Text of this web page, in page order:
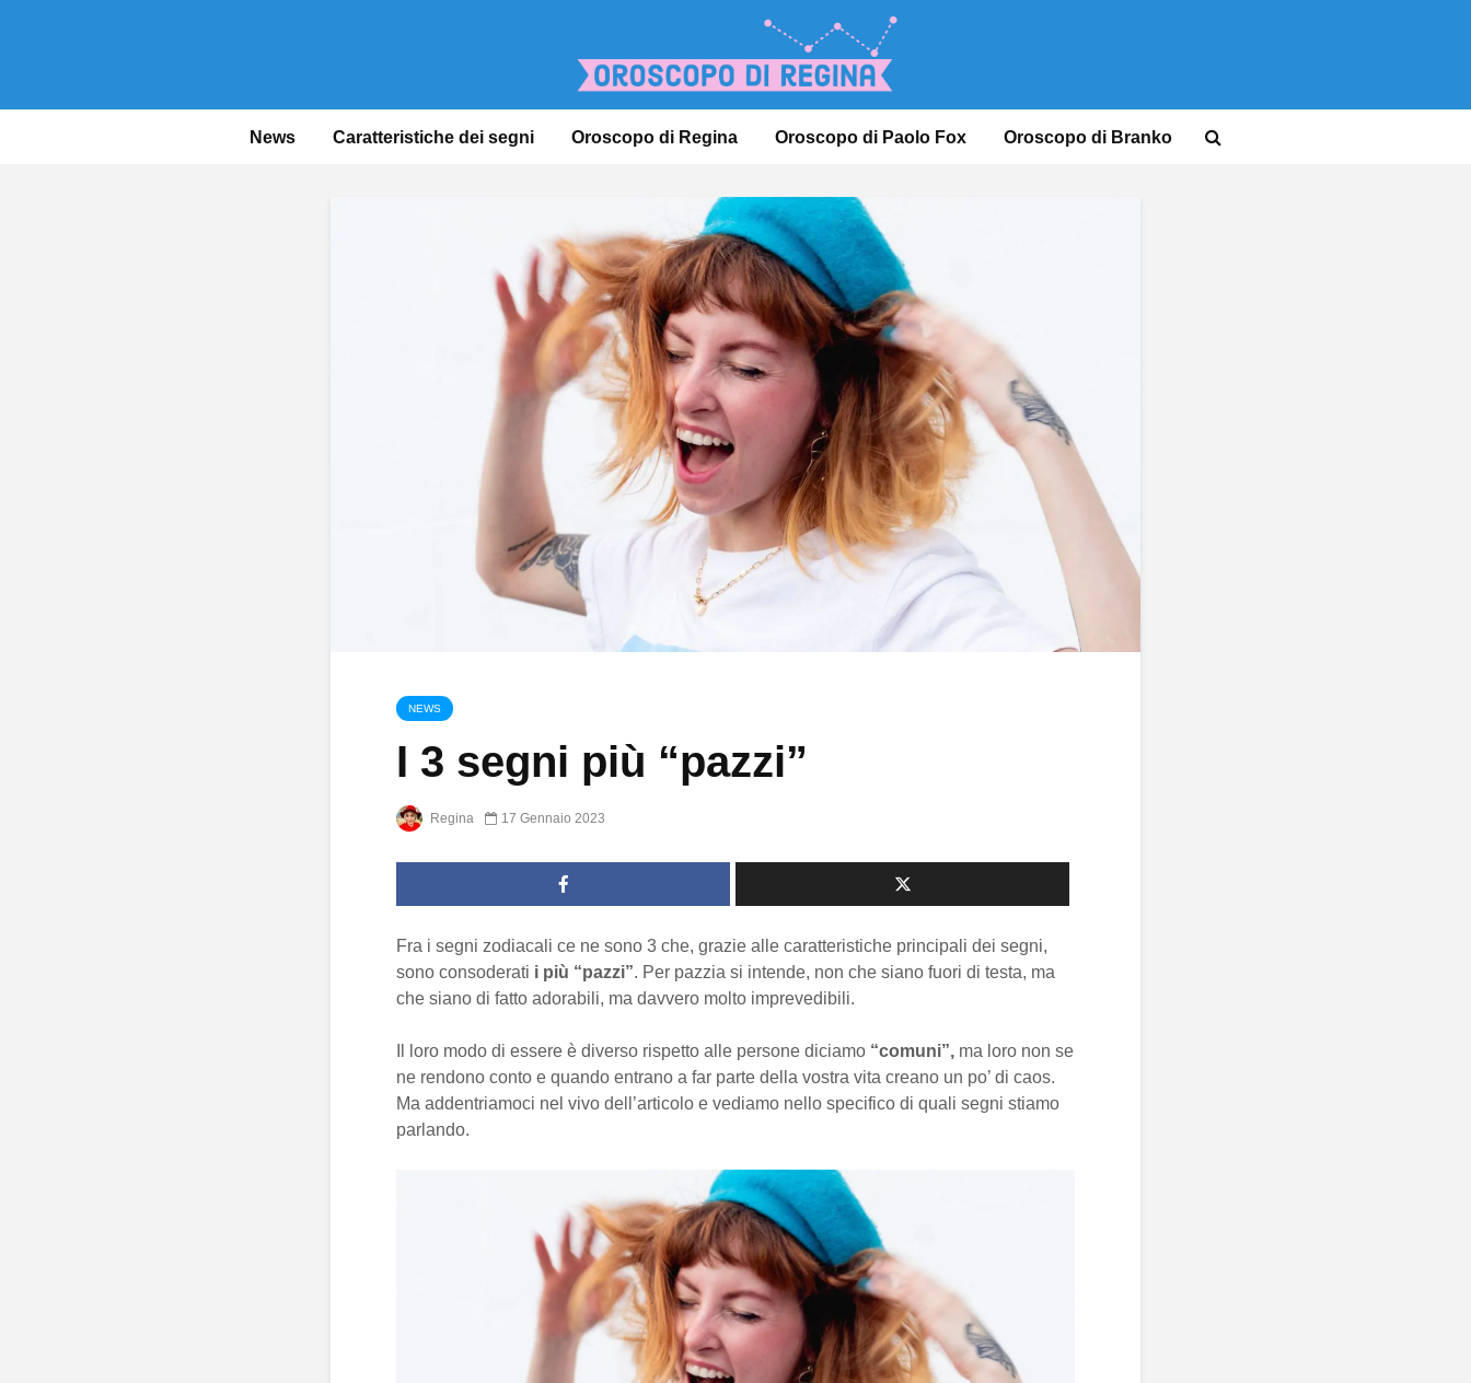
News Caratteristiche dei segni Oroscopo di Regina Oroscopo di Paolo Fox Oroscopo di Branko
NEWS
I 3 segni più “pazzi”
Regina 17 Gennaio 2023
Fra i segni zodiacali ce ne sono 3 che, grazie alle caratteristiche principali dei segni,
sono consoderati i più “pazzi”. Per pazzia si intende, non che siano fuori di testa, ma
che siano di fatto adorabili, ma davvero molto imprevedibili.
Il loro modo di essere è diverso rispetto alle persone diciamo “comuni”, ma loro non se
ne rendono conto e quando entrano a far parte della vostra vita creano un po’ di caos.
Ma addentriamoci nel vivo dell’articolo e vediamo nello specifico di quali segni stiamo
parlando.